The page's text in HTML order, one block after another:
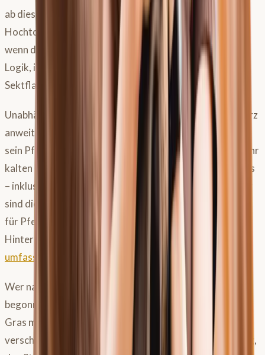
ab diesem Wert läuft das Pflanzenwachstum auf
Hochtouren. Die alte „Bierflasche-Regel" – Anweiden,
wenn das Gras so hoch wie eine Bierflasche ist – hat ihre
Logik, ist aber schwer zu verallgemeinern. Eine
Sektflasche wäre vielleicht der treffendere Maßstab.
Unabhängig vom Standort gilt: Wer im Februar oder März
anweitet, weil die ersten warmen Tage verlocken, setzt
sein Pferd und seine Weide unnötigem Risiko aus. Bei sehr
kalten Nächten schießt der Gesamtzuckergehalt im Gras
– inklusive Fruktan – sprunghaft in die Höhe. Gleichzeitig
sind diese frühen Wachstumsphasen besonders riskant
für Pferde, die zu Hufrehe neigen. Mehr
Hintergrundinformationen dazu gibt es in diesem
umfassenden Beitrag über Hufrehe beim Pferd
Wer nach einer Kältewelle kurz mit dem Anweiden
begonnen hatte und dann pausieren musste, weil kein
Gras mehr wächst, hat schlicht Zeit und Nerven
verschwendet. Manchmal ist es die klügste Entscheidung,